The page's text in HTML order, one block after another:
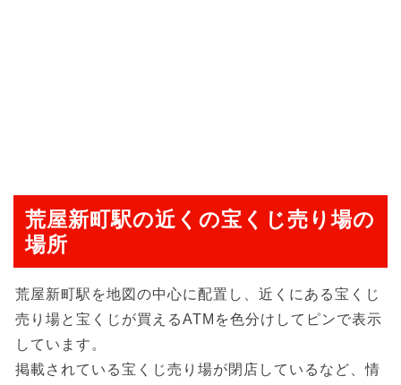
荒屋新町駅の近くの宝くじ売り場の
場所
荒屋新町駅を地図の中心に配置し、近くにある宝くじ
売り場と宝くじが買えるATMを色分けしてピンで表示
しています。
掲載されている宝くじ売り場が閉店しているなど、情